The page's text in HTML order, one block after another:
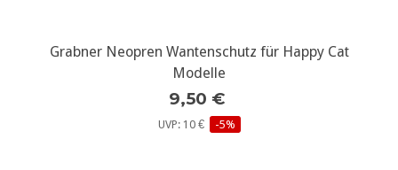
Grabner Neopren Wantenschutz für Happy Cat
Modelle
9,50 €
UVP: 10 € -5%